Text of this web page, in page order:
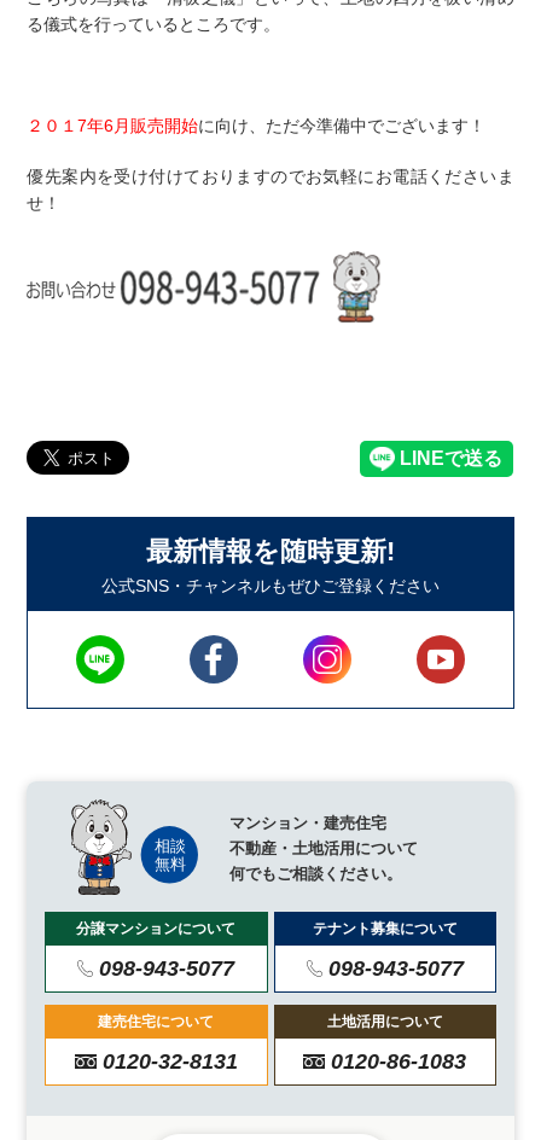
る儀式を行っているところです。
２０１7年6月販売開始に向け、ただ今準備中でございます！
優先案内を受け付けておりますのでお気軽にお電話くださいま
せ！
最新情報を随時更新!
公式SNS・チャンネルもぜひご登録ください
マンション・建売住宅
不動産・土地活用について
何でもご相談ください。
分譲マンションについて
098-943-5077
テナント募集について
098-943-5077
建売住宅について
0120-32-8131
土地活用について
0120-86-1083